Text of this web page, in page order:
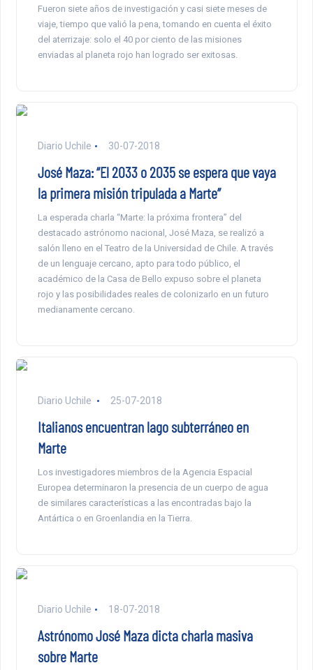
Fueron siete años de investigación y casi siete meses de
viaje, tiempo que valió la pena, tomando en cuenta el éxito
del aterrizaje: solo el 40 por ciento de las misiones
enviadas al planeta rojo han logrado ser exitosas.
Diario Uchile 30-07-2018
José Maza: “El 2033 o 2035 se espera que vaya
la primera misión tripulada a Marte”
La esperada charla “Marte: la próxima frontera” del
destacado astrónomo nacional, José Maza, se realizó a
salón lleno en el Teatro de la Universidad de Chile. A través
de un lenguaje cercano, apto para todo público, el
académico de la Casa de Bello expuso sobre el planeta
rojo y las posibilidades reales de colonizarlo en un futuro
medianamente cercano.
Diario Uchile 25-07-2018
Italianos encuentran lago subterráneo en
Marte
Los investigadores miembros de la Agencia Espacial
Europea determinaron la presencia de un cuerpo de agua
de similares características a las encontradas bajo la
Antártica o en Groenlandia en la Tierra.
Diario Uchile 18-07-2018
Astrónomo José Maza dicta charla masiva
sobre Marte